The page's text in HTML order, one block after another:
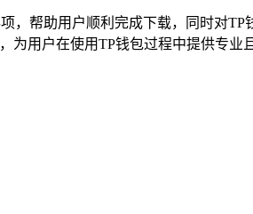
，帮助用户顺利完成下载，同时对
为用户在使用TP钱包过程中提供专业